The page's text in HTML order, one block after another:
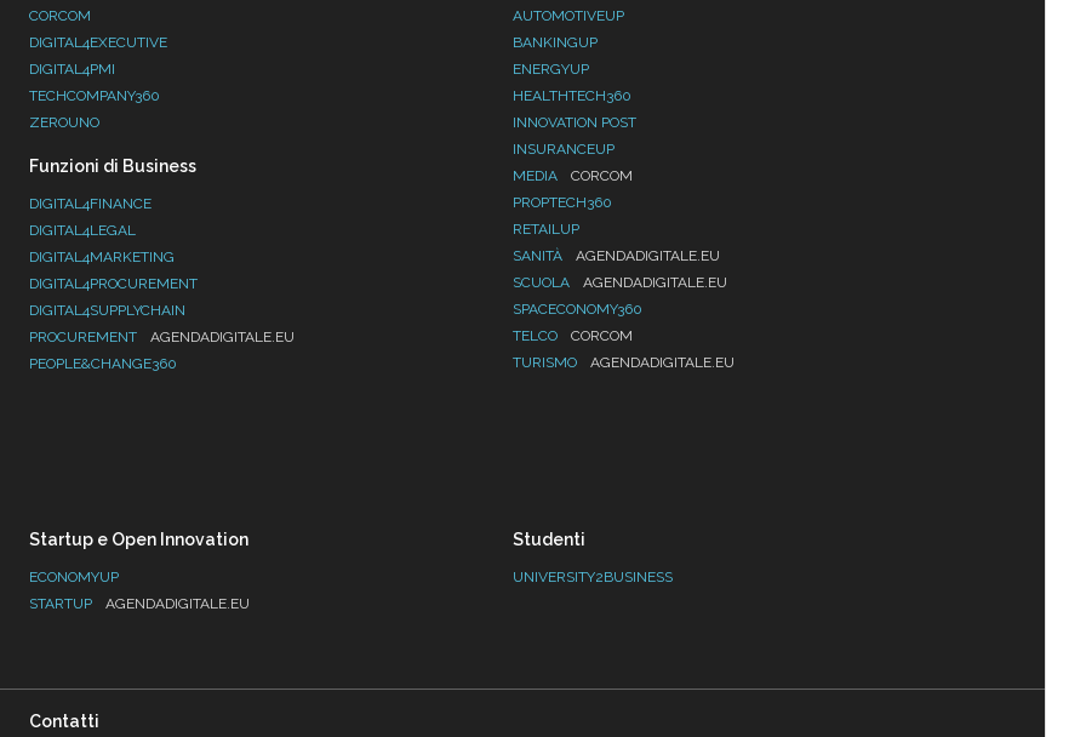
CORCOM
DIGITAL4EXECUTIVE
DIGITAL4PMI
TECHCOMPANY360
ZEROUNO
Funzioni di Business
DIGITAL4FINANCE
DIGITAL4LEGAL
DIGITAL4MARKETING
DIGITAL4PROCUREMENT
DIGITAL4SUPPLYCHAIN
PROCUREMENT
AGENDADIGITALE.EU
PEOPLE&CHANGE360
AUTOMOTIVEUP
BANKINGUP
ENERGYUP
HEALTHTECH360
INNOVATION POST
INSURANCEUP
MEDIA
CORCOM
PROPTECH360
RETAILUP
SANITÀ
AGENDADIGITALE.EU
SCUOLA
AGENDADIGITALE.EU
SPACECONOMY360
TELCO
CORCOM
TURISMO
AGENDADIGITALE.EU
Startup e Open Innovation
ECONOMYUP
STARTUP
AGENDADIGITALE.EU
Studenti
UNIVERSITY2BUSINESS
Contatti